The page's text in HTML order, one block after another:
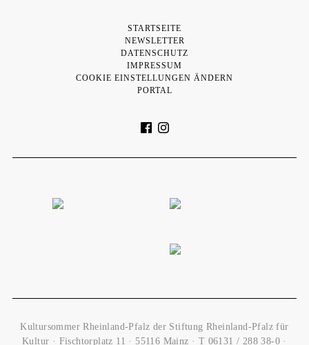
STARTSEITE
NEWSLETTER
DATENSCHUTZ
IMPRESSUM
COOKIE EINSTELLUNGEN ÄNDERN
PORTAL
Kultursommer Rheinland-Pfalz der Stiftung Rheinland-Pfalz für
Kultur · Fischtorplatz 11 · 55116 Mainz · T 06131 / 288 38-0 ·